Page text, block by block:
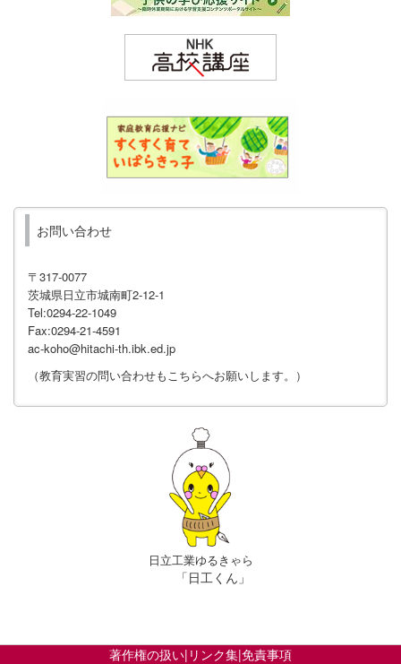
お問い合わせ
〒317-0077
茨城県日立市城南町2-12-1
Tel:0294-22-1049
Fax:0294-21-4591
ac-koho@hitachi-th.ibk.ed.jp
（教育実習の問い合わせもこちらへお願いします。）
日立工業ゆるきゃら
「日工くん」
著作権の扱い| リンク集|免責事項